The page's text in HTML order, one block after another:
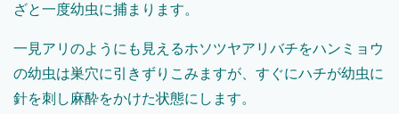
ざと一度幼虫に捕まります。
一見アリのようにも見えるホソツヤアリバチをハンミョウ
の幼虫は巣穴に引きずりこみますが、すぐにハチが幼虫に
針を刺し麻酔をかけた状態にします。